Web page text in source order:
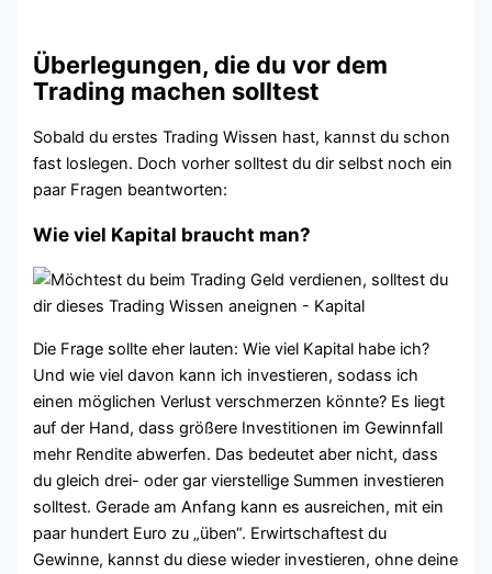
Überlegungen, die du vor dem
Trading machen solltest
Sobald du erstes Trading Wissen hast, kannst du schon
fast loslegen. Doch vorher solltest du dir selbst noch ein
paar Fragen beantworten:
Wie viel Kapital braucht man?
Die Frage sollte eher lauten: Wie viel Kapital habe ich?
Und wie viel davon kann ich investieren, sodass ich
einen möglichen Verlust verschmerzen könnte? Es liegt
auf der Hand, dass größere Investitionen im Gewinnfall
mehr Rendite abwerfen. Das bedeutet aber nicht, dass
du gleich drei- oder gar vierstellige Summen investieren
solltest. Gerade am Anfang kann es ausreichen, mit ein
paar hundert Euro zu „üben“. Erwirtschaftest du
Gewinne, kannst du diese wieder investieren, ohne deine